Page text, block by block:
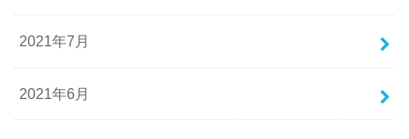
2021年7月
2021年6月